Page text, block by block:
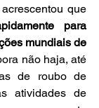
que
para
mundiais de
não haja, até
de roubo de
atividades de